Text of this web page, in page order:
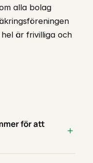
alla bolag
är frivilliga och
för att